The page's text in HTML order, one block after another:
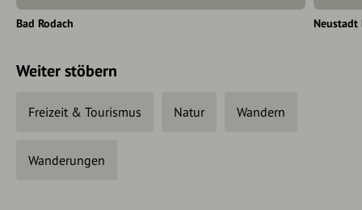
Bad Rodach Neustadt
Weiter stöbern
Freizeit & Tourismus Natur Wandern
Wanderungen